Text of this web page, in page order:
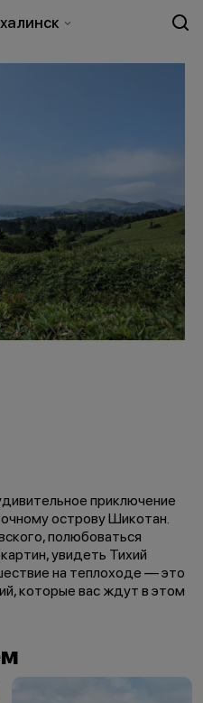
приключение
острову Шикотан.
полюбоваться
увидеть Тихий
на теплоходе — это
которые вас ждут в этом